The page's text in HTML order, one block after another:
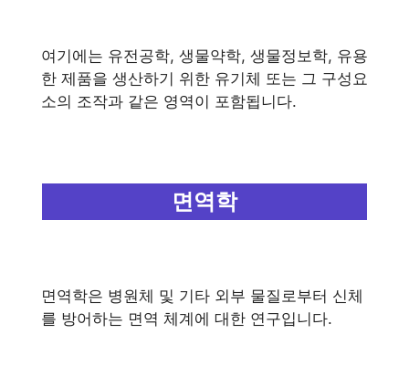
여기에는 유전공학, 생물약학, 생물정보학, 유용
한 제품을 생산하기 위한 유기체 또는 그 구성요
소의 조작과 같은 영역이 포함됩니다.
면역학
면역학은 병원체 및 기타 외부 물질로부터 신체
를 방어하는 면역 체계에 대한 연구입니다.